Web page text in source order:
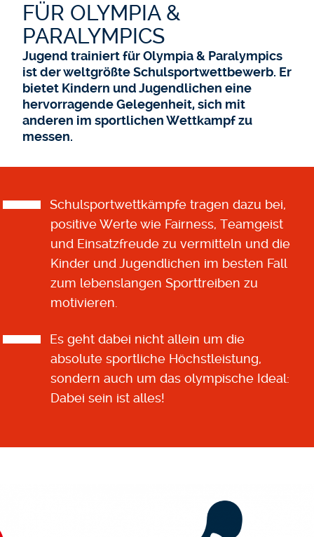
FÜR OLYMPIA &
PARALYMPICS
Jugend trainiert für Olympia & Paralympics
ist der weltgrößte Schulsportwettbewerb. Er
bietet Kindern und Jugendlichen eine
hervorragende Gelegenheit, sich mit
anderen im sportlichen Wettkampf zu
messen.
Schulsportwettkämpfe tragen dazu bei,
positive Werte wie Fairness, Teamgeist
und Einsatzfreude zu vermitteln und die
Kinder und Jugendlichen im besten Fall
zum lebenslangen Sporttreiben zu
motivieren.
Es geht dabei nicht allein um die
absolute sportliche Höchstleistung,
sondern auch um das olympische Ideal:
Dabei sein ist alles!